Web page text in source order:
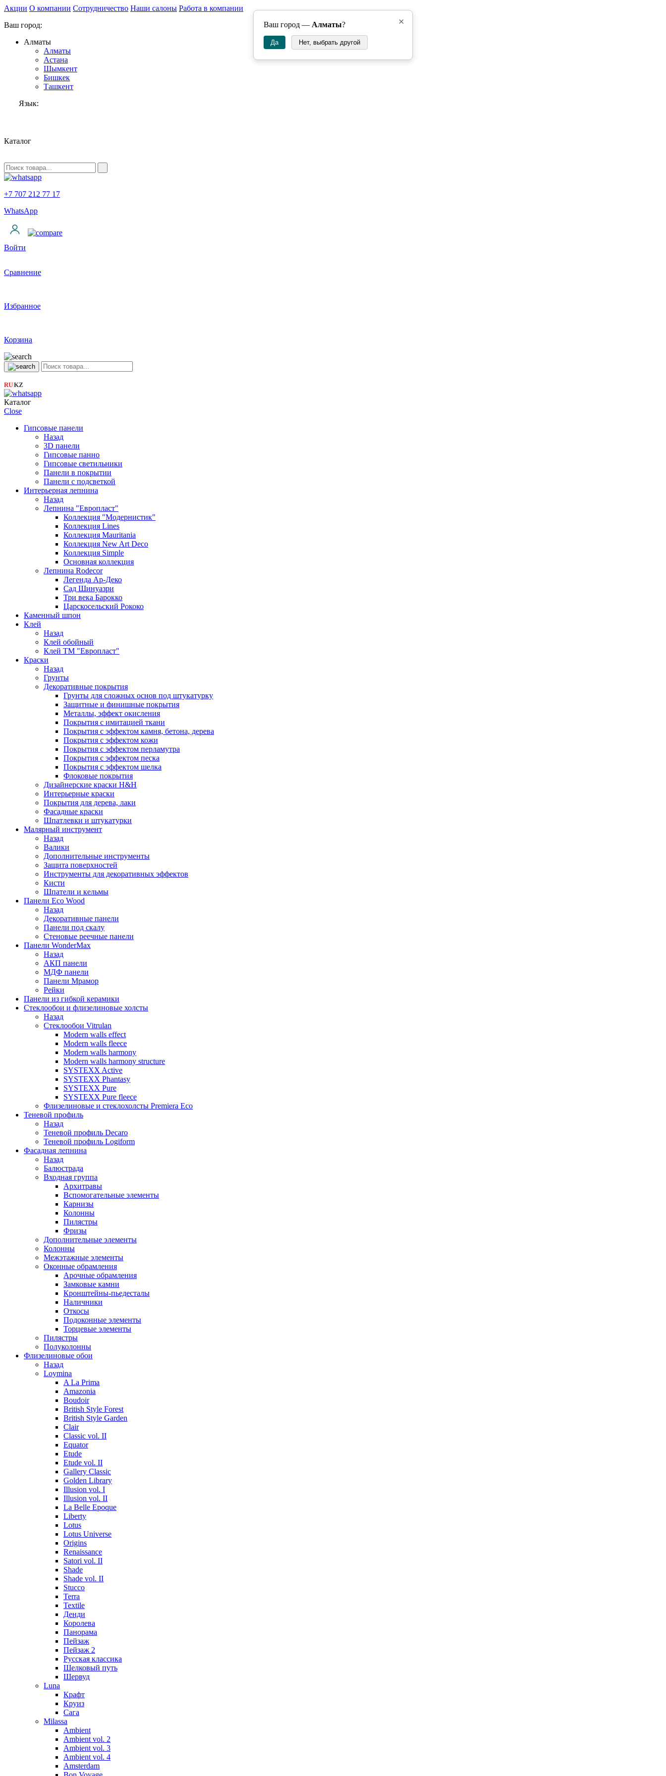
×
Ваш город — Алматы?
Да Нет, выбрать другой
Акции О компании Сотрудничество Наши салоны Работа в компании
Ваш город:
Алматы
Алматы
Астана
Шымкент
Бишкек
Ташкент
Язык:
Каталог
+7 707 212 77 17
WhatsApp
Войти
Сравнение
Избранное
Корзина
RU|KZ
Каталог
Close
Гипсовые панели
Назад
3D панели
Гипсовые панно
Гипсовые светильники
Панели в покрытии
Панели с подсветкой
Интерьерная лепнина
Назад
Лепнина "Европласт"
Коллекция "Модернистик"
Коллекция Lines
Коллекция Mauritania
Коллекция New Art Deco
Коллекция Simple
Основная коллекция
Лепнина Rodecor
Легенда Ар-Деко
Сад Шинуазри
Три века Барокко
Царскосельский Рококо
Каменный шпон
Клей
Назад
Клей обойный
Клей ТМ "Европласт"
Краски
Назад
Грунты
Декоративные покрытия
Грунты для сложных основ под штукатурку
Защитные и финишные покрытия
Металлы, эффект окисления
Покрытия с имитацией ткани
Покрытия с эффектом камня, бетона, дерева
Покрытия с эффектом кожи
Покрытия с эффектом перламутра
Покрытия с эффектом песка
Покрытия с эффектом шелка
Флоковые покрытия
Дизайнерские краски H&H
Интерьерные краски
Покрытия для дерева, лаки
Фасадные краски
Шпатлевки и штукатурки
Малярный инструмент
Назад
Валики
Дополнительные инструменты
Защита поверхностей
Инструменты для декоративных эффектов
Кисти
Шпатели и кельмы
Панели Eco Wood
Назад
Декоративные панели
Панели под скалу
Стеновые реечные панели
Панели WonderMax
Назад
АКП панели
МДФ панели
Панели Мрамор
Рейки
Панели из гибкой керамики
Стеклообои и флизелиновые холсты
Назад
Стеклообои Vitrulan
Modern walls effect
Modern walls fleece
Modern walls harmony
Modern walls harmony structure
SYSTEXX Active
SYSTEXX Phantasy
SYSTEXX Pure
SYSTEXX Pure fleece
Флизелиновые и стеклохолсты Premiera Eco
Теневой профиль
Назад
Теневой профиль Decaro
Теневой профиль Logiform
Фасадная лепнина
Назад
Балюстрада
Входная группа
Архитравы
Вспомогательные элементы
Карнизы
Колонны
Пилястры
Фризы
Дополнительные элементы
Колонны
Межэтажные элементы
Оконные обрамления
Арочные обрамления
Замковые камни
Кронштейны-пьедесталы
Наличники
Откосы
Подоконные элементы
Торцевые элементы
Пилястры
Полуколонны
Флизелиновые обои
Назад
Loymina
A La Prima
Amazonia
Boudoir
British Style Forest
British Style Garden
Clair
Classic vol. II
Equator
Etude
Etude vol. II
Gallery Classic
Golden Library
Illusion vol. I
Illusion vol. II
La Belle Epoque
Liberty
Lotus
Lotus Universe
Origins
Renaissance
Satori vol. II
Shade
Shade vol. II
Stucco
Terra
Textile
Денди
Королева
Панорама
Пейзаж
Пейзаж 2
Русская классика
Шелковый путь
Шервуд
Luna
Крафт
Круиз
Сага
Milassa
Ambient
Ambient vol. 2
Ambient vol. 3
Ambient vol. 4
Amsterdam